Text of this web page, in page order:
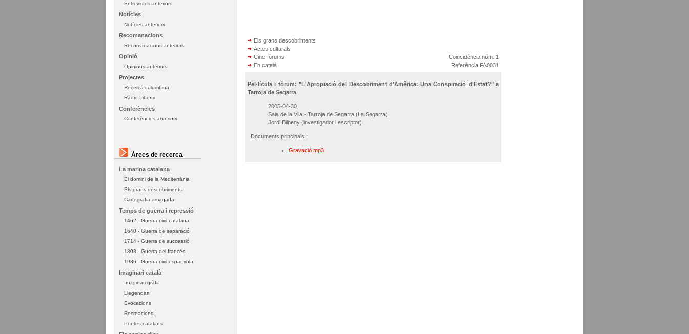
Entrevistes anteriors
Notícies
Notícies anteriors
Recomanacions
Recomanacions anteriors
Opinió
Opinions anteriors
Projectes
Recerca colombina
Ràdio Liberty
Conferències
Conferències anteriors
Àrees de recerca
La marina catalana
El domini de la Mediterrània
Els grans descobriments
Cartografia amagada
Temps de guerra i repressió
1462 - Guerra civil catalana
1640 - Guerra de separació
1714 - Guerra de successió
1808 - Guerra del francès
1936 - Guerra civil espanyola
Imaginari català
Imaginari gràfic
Llegendari
Evocacions
Recreacions
Poetes catalans
Els grans descobriments
Actes culturals
Cine-fòrums
En català
Coincidència núm. 1
Referència FA0031
Pel·lícula i fòrum: "L'Apropiació del Descobriment d'Amèrica: Una Conspiració d'Estat?" a
Tarroja de Segarra
2005-04-30
Sala de la Vila - Tarroja de Segarra (La Segarra)
Jordi Bilbeny (investigador i escriptor)
Documents principals :
Gravació mp3